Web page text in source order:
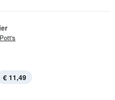
Pott's
€ 11,49